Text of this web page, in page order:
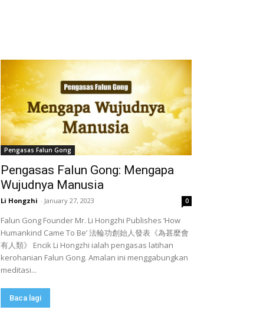
Pengasas Falun Gong
Pengasas Falun Gong: Mengapa
Wujudnya Manusia
Li Hongzhi - January 27, 2023 0
Falun Gong Founder Mr. Li Hongzhi Publishes ‘How
Humankind Came To Be’ 法輪功創始人發表《為甚麼會
有人類》 Encik Li Hongzhi ialah pengasas latihan
kerohanian Falun Gong. Amalan ini menggabungkan
meditasi...
Baca lagi